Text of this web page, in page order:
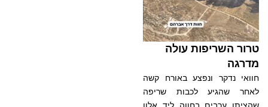
טרור השריפות עולה
מדרגה
חוואי נדקר ונפצע באורח קשה
לאחר שהגיע לכבות שריפה